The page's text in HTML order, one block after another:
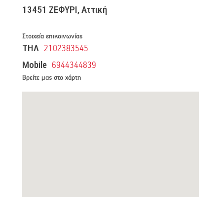
13451 ΖΕΦΥΡΙ, Αττική
Στοιχεία επικοινωνίας
ΤΗΛ 2102383545
Mobile 6944344839
Βρείτε μας στο χάρτη